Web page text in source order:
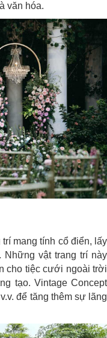
văn hóa.
mang tính cổ điển, lấy
vật trang trí này
cho tiệc cưới ngoài trời
tạo. Vintage Concept
để tăng thêm sự lãng